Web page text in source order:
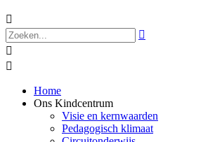




Home
Ons Kindcentrum
Visie en kernwaarden
Pedagogisch klimaat